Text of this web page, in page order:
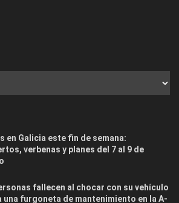
en Galicia este fin de semana:
verbenas y planes del 7 al 9 de
fallecen al chocar con su vehículo
una furgoneta de mantenimiento en la A-